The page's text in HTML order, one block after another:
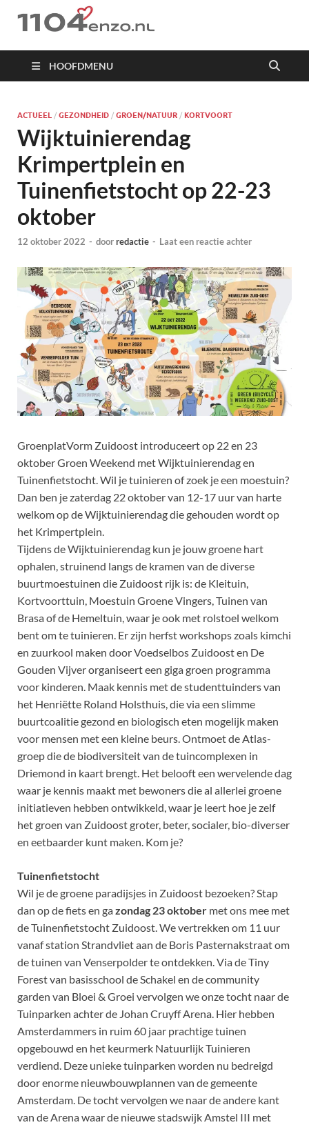
1104 en zo
HOOFDMENU
ACTUEEL / GEZONDHEID / GROEN/NATUUR / KORTVOORT
Wijktuinierendag
Krimpertplein en
Tuinenfietstocht op 22-23
oktober
12 oktober 2022 - doorredactie - Laat een reactie achter
GroenplatVorm Zuidoost introduceert op 22 en 23
oktober Groen Weekend met Wijktuinierendag en
Tuinenfietstocht. Wil je tuinieren of zoek je een moestuin?
Dan ben je zaterdag 22 oktober van 12-17 uur van harte
welkom op de Wijktuinierendag die gehouden wordt op
het Krimpertplein.
Tijdens de Wijktuinierendag kun je jouw groene hart
ophalen, struinend langs de kramen van de diverse
buurtmoestuinen die Zuidoost rijk is: de Kleituin,
Kortvoorttuin, Moestuin Groene Vingers, Tuinen van
Brasa of de Hemeltuin, waar je ook met rolstoel welkom
bent om te tuinieren. Er zijn herfst workshops zoals kimchi
en zuurkool maken door Voedselbos Zuidoost en De
Gouden Vijver organiseert een giga groen programma
voor kinderen. Maak kennis met de studenttuinders van
het Henriëtte Roland Holsthuis, die via een slimme
buurtcoalitie gezond en biologisch eten mogelijk maken
voor mensen met een kleine beurs. Ontmoet de Atlas-
groep die de biodiversiteit van de tuincomplexen in
Driemond in kaart brengt. Het belooft een wervelende dag
waar je kennis maakt met bewoners die al allerlei groene
initiatieven hebben ontwikkeld, waar je leert hoe je zelf
het groen van Zuidoost groter, beter, socialer, bio-diverser
en eetbaarder kunt maken. Kom je?
Tuinenfietstocht
Wil je de groene paradijsjes in Zuidoost bezoeken? Stap
dan op de fiets en gazondag 23 oktober met ons mee met
de Tuinenfietstocht Zuidoost. We vertrekken om 11 uur
vanaf station Strandvliet aan de Boris Pasternakstraat om
de tuinen van Venserpolder te ontdekken. Via de Tiny
Forest van basisschool de Schakel en de community
garden van Bloei & Groei vervolgen we onze tocht naar de
Tuinparken achter de Johan Cruyff Arena. Hier hebben
Amsterdammers in ruim 60 jaar prachtige tuinen
opgebouwd en het keurmerk Natuurlijk Tuinieren
verdiend. Deze unieke tuinparken worden nu bedreigd
door enorme nieuwbouwplannen van de gemeente
Amsterdam. De tocht vervolgen we naar de andere kant
van de Arena waar de nieuwe stadswijk Amstel III met